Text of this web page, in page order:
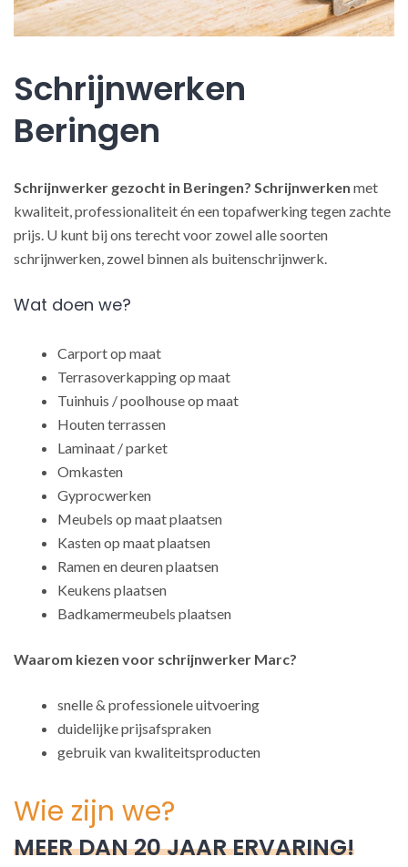
Schrijnwerken
Beringen
Schrijnwerker gezocht in Beringen? Schrijnwerken met
kwaliteit, professionaliteit én een topafwerking tegen zachte
prijs. U kunt bij ons terecht voor zowel alle soorten
schrijnwerken, zowel binnen als buitenschrijnwerk.
Wat doen we?
Carport op maat
Terrasoverkapping op maat
Tuinhuis / poolhouse op maat
Houten terrassen
Laminaat / parket
Omkasten
Gyprocwerken
Meubels op maat plaatsen
Kasten op maat plaatsen
Ramen en deuren plaatsen
Keukens plaatsen
Badkamermeubels plaatsen
Waarom kiezen voor schrijnwerker Marc?
snelle & professionele uitvoering
duidelijke prijsafspraken
gebruik van kwaliteitsproducten
Wie zijn we?
MEER DAN 20 JAAR ERVARING!